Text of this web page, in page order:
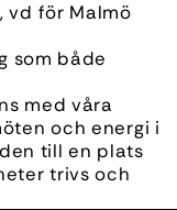
vd för Malmö
som både
med våra
och energi i
till en plats
trivs och